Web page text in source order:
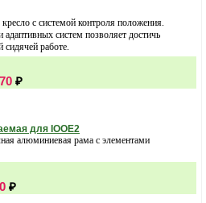
с системой контроля положения.
систем позволяет достичь
работе.
₽
для IOOE2
алюминиевая рама с элементами
₽